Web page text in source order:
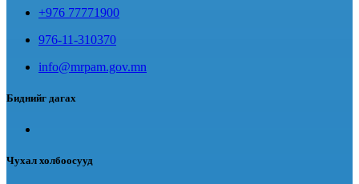
+976 77771900
976-11-310370
info@mrpam.gov.mn
Биднийг дагах
Чухал холбоосууд